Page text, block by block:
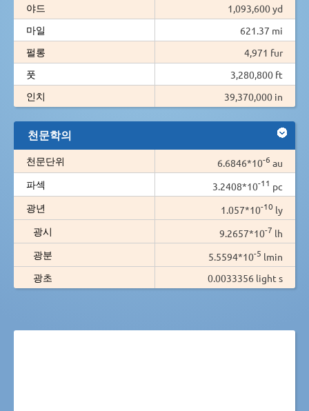
야드
1,093,600 yd
마일
621.37 mi
펄롱
4,971 fur
풋
3,280,800 ft
인치
39,370,000 in
천문학의
천문단위 6.6846*10-6 au
파섹
3.2408*10-11 pc
광년
1.057*10-10 ly
광시
9.2657*10-7 lh
광분
5.5594*10-5 lmin
광초
0.0033356 light s